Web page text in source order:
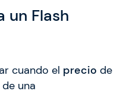
un Flash
cuando el precio de
una